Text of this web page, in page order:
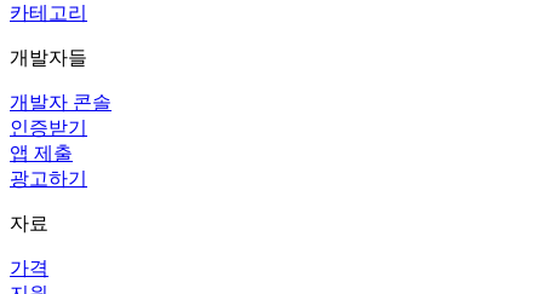
카테고리
개발자들
개발자 콘솔
인증받기
앱 제출
광고하기
자료
가격